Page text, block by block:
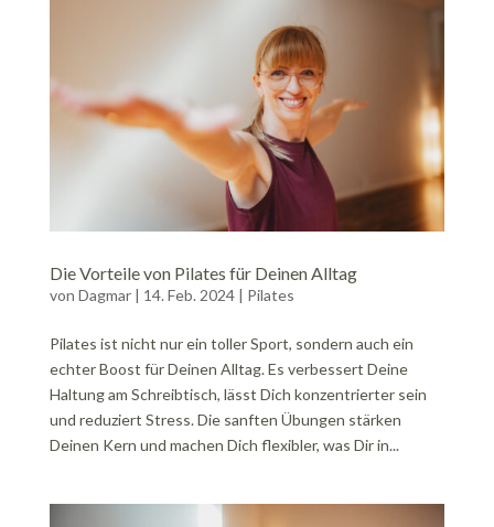
Die Vorteile von Pilates für Deinen Alltag
von Dagmar| 14. Feb. 2024| Pilates
Pilates ist nicht nur ein toller Sport, sondern auch ein
echter Boost für Deinen Alltag. Es verbessert Deine
Haltung am Schreibtisch, lässt Dich konzentrierter sein
und reduziert Stress. Die sanften Übungen stärken
Deinen Kern und machen Dich flexibler, was Dir in...